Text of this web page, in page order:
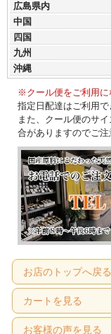
広島県内
中国
四国
九州
沖縄
※クール便をご利用に
指定日配達はご利用で
また、クール便のサ
合がありますのでご注
お店のトップへ戻る
カートを見る
お客様の声を見る